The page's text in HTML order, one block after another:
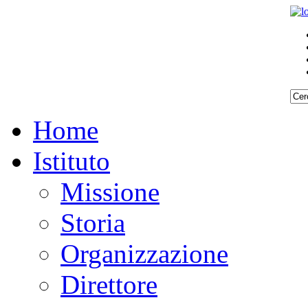
Home
Istituto
Missione
Storia
Organizzazione
Direttore